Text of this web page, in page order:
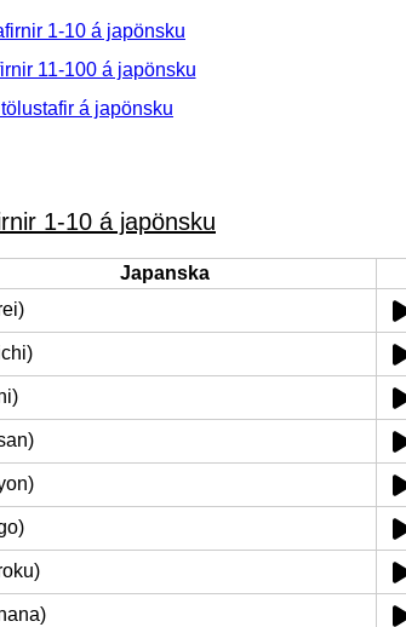
1-10 á japönsku
11-100 á japönsku
á japönsku
1-10 á japönsku
Japanska